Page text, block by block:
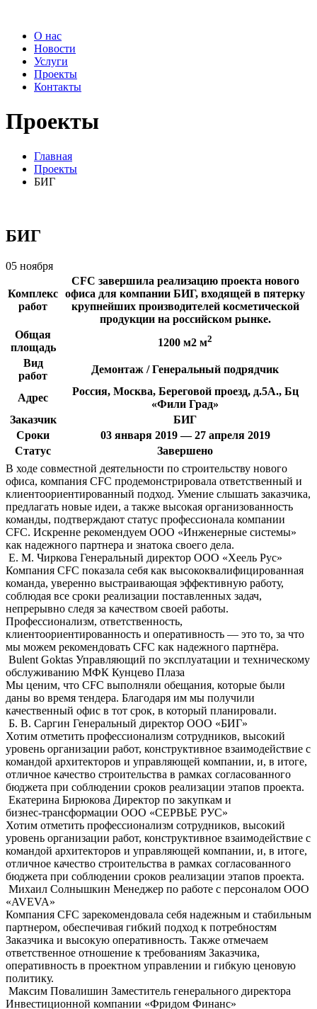
О нас
Новости
Услуги
Проекты
Контакты
Проекты
Главная
Проекты
БИГ
БИГ
05 ноября
Комплекс
работ
CFC завершила реализацию проекта нового
офиса для компании БИГ, входящей в пятерку
крупнейших производителей косметической
продукции на российском рынке.
Общая
площадь
1200 м2 м2
Вид
работ
Демонтаж / Генеральный подрядчик
Адрес
Россия, Москва, Береговой проезд, д.5А., Бц
«Фили Град»
Заказчик
БИГ
Сроки
03 января 2019 — 27 апреля 2019
Статус
Завершено
В ходе совместной деятельности по строительству нового
офиса, компания CFC продемонстрировала ответственный и
клиентоориентированный подход. Умение слышать заказчика,
предлагать новые идеи, а также высокая организованность
команды, подтверждают статус профессионала компании
CFC. Искренне рекомендуем ООО «Инженерные системы»
как надежного партнера и знатока своего дела.
Е. М. Чиркова Генеральный директор ООО «Хеель Рус»
Компания CFC показала себя как высококвалифицированная
команда, уверенно выстраивающая эффективную работу,
соблюдая все сроки реализации поставленных задач,
непрерывно следя за качеством своей работы.
Профессионализм, ответственность,
клиентоориентированность и оперативность — это то, за что
мы можем рекомендовать CFC как надежного партнёра.
Bulent Goktas Управляющий по эксплуатации и техническому
обслуживанию МФК Кунцево Плаза
Мы ценим, что CFC выполняли обещания, которые были
даны во время тендера. Благодаря им мы получили
качественный офис в тот срок, в который планировали.
Б. В. Саргин Генеральный директор OOO «БИГ»
Хотим отметить профессионализм сотрудников, высокий
уровень организации работ, конструктивное взаимодействие с
командой архитекторов и управляющей компании, и, в итоге,
отличное качество строительства в рамках согласованного
бюджета при соблюдении сроков реализации этапов проекта.
Екатерина Бирюкова Директор по закупкам и
бизнес-трансформации ООО «СЕРВЬЕ РУС»
Хотим отметить профессионализм сотрудников, высокий
уровень организации работ, конструктивное взаимодействие с
командой архитекторов и управляющей компании, и, в итоге,
отличное качество строительства в рамках согласованного
бюджета при соблюдении сроков реализации этапов проекта.
Михаил Солнышкин Менеджер по работе с персоналом ООО
«AVEVA»
Компания CFC зарекомендовала себя надежным и стабильным
партнером, обеспечивая гибкий подход к потребностям
Заказчика и высокую оперативность. Также отмечаем
ответственное отношение к требованиям Заказчика,
оперативность в проектном управлении и гибкую ценовую
политику.
Максим Повалишин Заместитель генерального директора
Инвестиционной компании «Фридом Финанс»